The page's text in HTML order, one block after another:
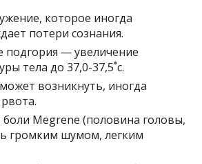
которое иногда
потери сознания.
подгория — увеличение
тела до 37,0-37,5˚c.
возникнуть, иногда
Megrene (половина головы,
громким шумом, легким